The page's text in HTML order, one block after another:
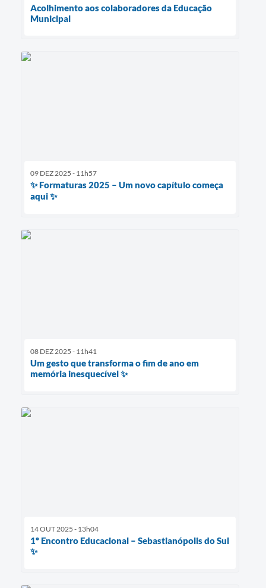
Acolhimento aos colaboradores da Educação
Municipal
09 DEZ 2025 - 11h57
✨ Formaturas 2025 – Um novo capítulo começa
aqui ✨
08 DEZ 2025 - 11h41
Um gesto que transforma o fim de ano em
memória inesquecível ✨
14 OUT 2025 - 13h04
1º Encontro Educacional – Sebastianópolis do Sul
✨